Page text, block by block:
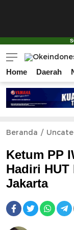
Home Daerah
Beranda
Ketum PP
Hadiri HUT
Jakarta